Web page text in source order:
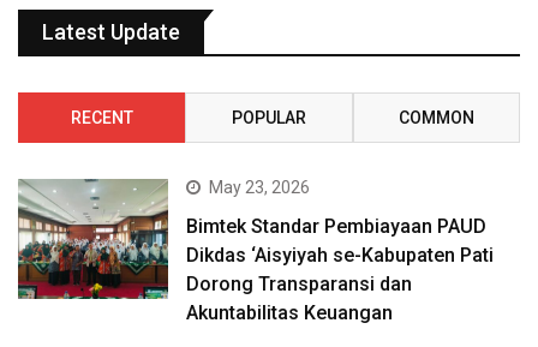
Latest Update
RECENT POPULAR COMMON
May 23, 2026
Bimtek Standar Pembiayaan PAUD
Dikdas ‘Aisyiyah se-Kabupaten Pati
Dorong Transparansi dan
Akuntabilitas Keuangan